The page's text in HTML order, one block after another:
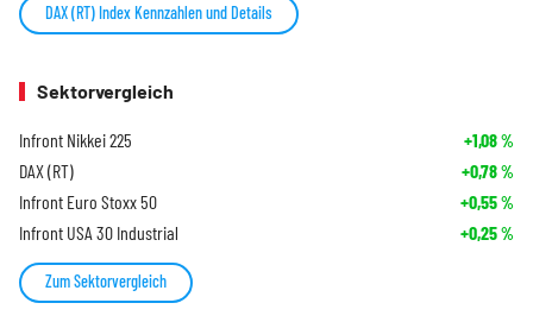
DAX (RT) Index Kennzahlen und Details
Sektorvergleich
Infront Nikkei 225 +1,08%
DAX (RT) +0,78%
Infront Euro Stoxx 50 +0,55%
Infront USA 30 Industrial +0,25%
Zum Sektorvergleich